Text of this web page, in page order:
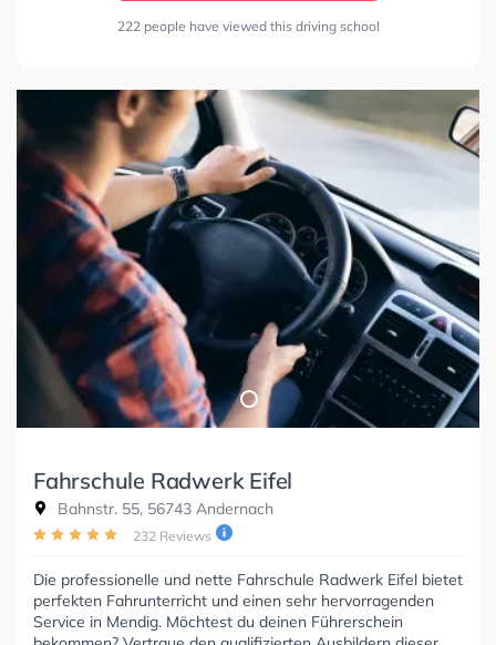
222 people have viewed this driving school
Fahrschule Radwerk Eifel
Bahnstr. 55, 56743 Andernach
232 Reviews
Die professionelle und nette Fahrschule Radwerk Eifel bietet
perfekten Fahrunterricht und einen sehr hervorragenden
Service in Mendig. Möchtest du deinen Führerschein